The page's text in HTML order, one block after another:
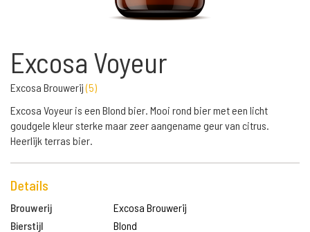
Excosa Voyeur
Excosa Brouwerij(5)
Excosa Voyeur is een Blond bier. Mooi rond bier met een licht
goudgele kleur sterke maar zeer aangename geur van citrus.
Heerlijk terras bier.
Details
Brouwerij
Excosa Brouwerij
Bierstijl
Blond